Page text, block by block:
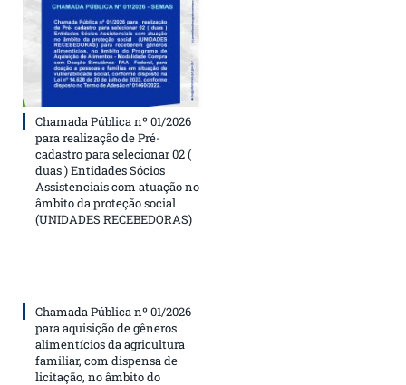
Chamada Pública nº 01/2026
para realização de Pré-
cadastro para selecionar 02 (
duas ) Entidades Sócios
Assistenciais com atuação no
âmbito da proteção social
(UNIDADES RECEBEDORAS)
Chamada Pública nº 01/2026
para aquisição de gêneros
alimentícios da agricultura
familiar, com dispensa de
licitação, no âmbito do